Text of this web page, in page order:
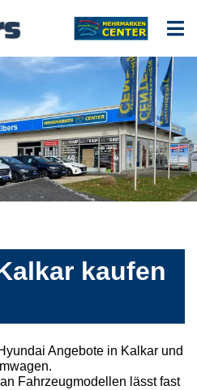
kaufen
Angebote in Kalkar und
Fahrzeugmodellen lässt fast